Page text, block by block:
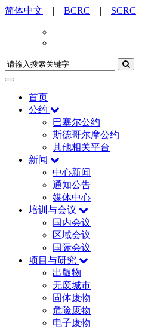
简体中文 | BCRC | SCRC
首页
公约
巴塞尔公约
斯德哥尔摩公约
其他相关平台
新闻
中心新闻
通知公告
媒体中心
培训与会议
国内会议
区域会议
国际会议
项目与研究
出版物
无废城市
固体废物
危险废物
电子废物